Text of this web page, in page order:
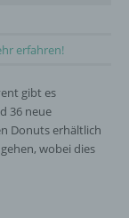
erfahren!
gibt es
36 neue
Donuts erhältlich
wobei dies